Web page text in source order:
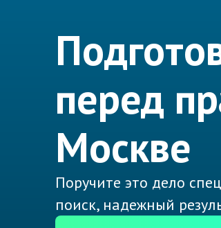
перед
Москве
Поручите это дело
поиск, надежный